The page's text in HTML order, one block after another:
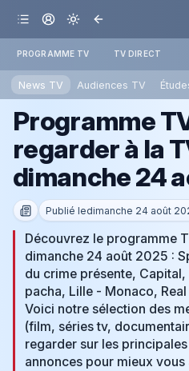
PROGRAMME TV TV DIRECT
News TV Audiences TV
Programme
regarder à la
dimanche 24
Publié ledimanche 24 août
Découvrez le programme
dimanche 24 août 2025 :
du crime présente,
pacha, Lille - Monaco,
Voici notre sélection des
(film, séries tv,
regarder sur les
annonces pour mieux